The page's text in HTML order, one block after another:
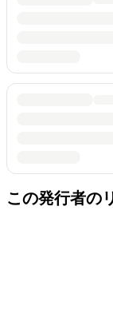
この発行者の